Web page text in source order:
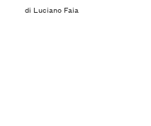
di Luciano Faia